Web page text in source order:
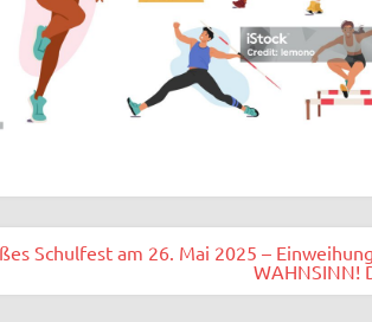
Schulfest am 26. Mai 2025 –
WAHNSINN!